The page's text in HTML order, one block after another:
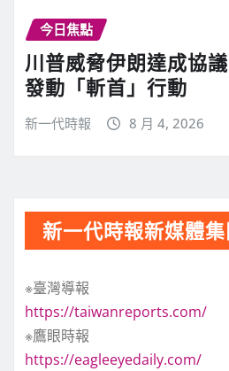
今日焦點
川普威脅伊朗達成協
發動「斬首」行動
新一代時報 8 月 4, 2026
新一代時報新媒體集
※臺灣導報
https://taiwanreports.com/
※鷹眼時報
https://eagleeyedaily.com/